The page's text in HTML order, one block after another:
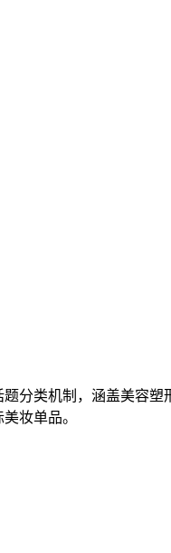
分类机制，涵盖美容
妆单品。